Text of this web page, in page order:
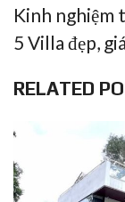
Kinh nghiệm
5 Villa đẹp,
RELATED